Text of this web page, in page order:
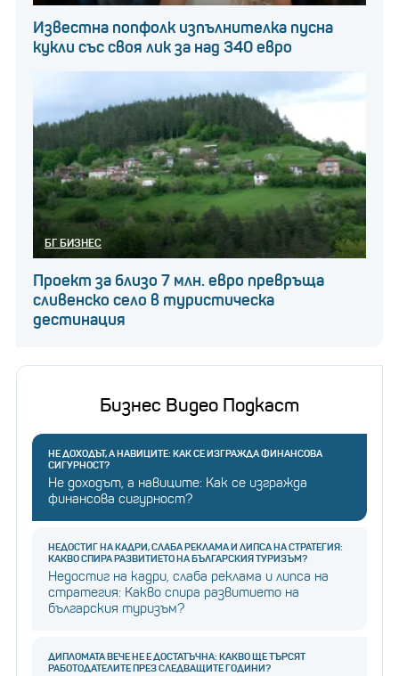
Известна попфолк изпълнителка пусна
кукли със своя лик за над 340 евро
БГ БИЗНЕС
Проект за близо 7 млн. евро превръща
сливенско село в туристическа
дестинация
Бизнес Видео Подкаст
НЕ ДОХОДЪТ, А НАВИЦИТЕ: КАК СЕ ИЗГРАЖДА ФИНАНСОВА
СИГУРНОСТ?
Не доходът, а навиците: Как се изгражда
финансова сигурност?
НЕДОСТИГ НА КАДРИ, СЛАБА РЕКЛАМА И ЛИПСА НА СТРАТЕГИЯ:
КАКВО СПИРА РАЗВИТИЕТО НА БЪЛГАРСКИЯ ТУРИЗЪМ?
Недостиг на кадри, слаба реклама и липса на
стратегия: Какво спира развитието на
българския туризъм?
ДИПЛОМАТА ВЕЧЕ НЕ Е ДОСТАТЪЧНА: КАКВО ЩЕ ТЪРСЯТ
РАБОТОДАТЕЛИТЕ ПРЕЗ СЛЕДВАЩИТЕ ГОДИНИ?